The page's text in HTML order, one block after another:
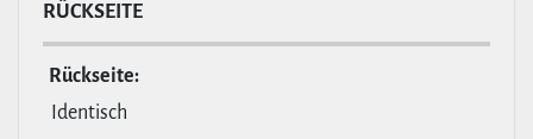
RÜCKSEITE
Rückseite:
Identisch